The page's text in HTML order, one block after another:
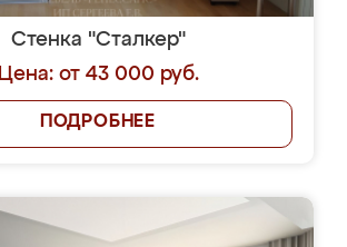
Стенка "Сталкер"
Цена: от 43 000 руб.
ПОДРОБНЕЕ